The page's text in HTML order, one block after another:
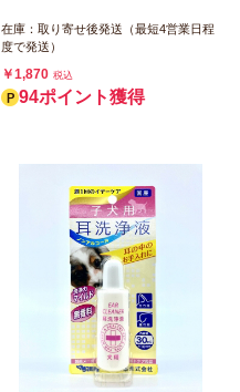
在庫：取り寄せ後発送（最短4営業日程
度で発送）
￥1,870 税込
94ポイント獲得